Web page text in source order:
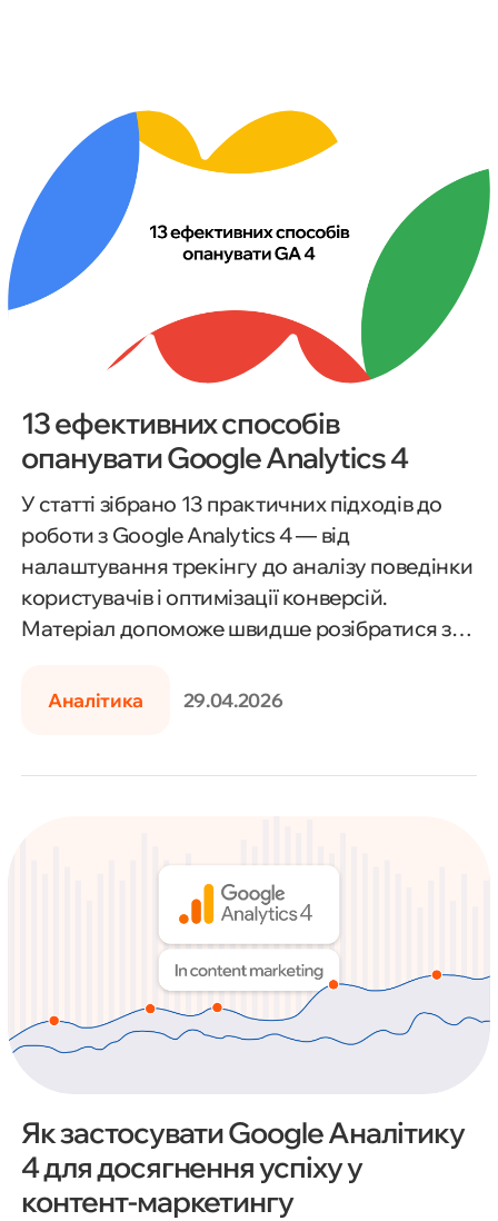
Аналітика 29.04.2026
13 ефективних способів
опанувати Google Analytics 4
У статті зібрано 13 практичних підходів до
роботи з Google Analytics 4 — від
налаштування трекінгу до аналізу поведінки
користувачів і оптимізації конверсій.
Матеріал допоможе швидше розібратися з
маркетингу.
Як застосувати Google Аналітику
4 для досягнення успіху у
контент-маркетингу